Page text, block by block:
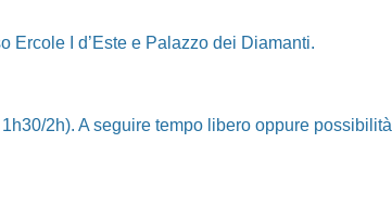
Ercole I d’Este e Palazzo dei Diamanti.
2h). A seguire tempo libero oppure